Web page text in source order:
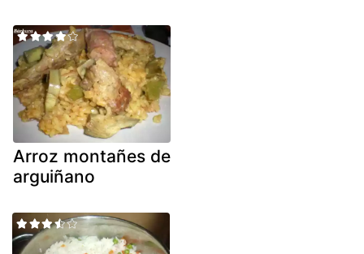
Arroz montañes de
arguiñano